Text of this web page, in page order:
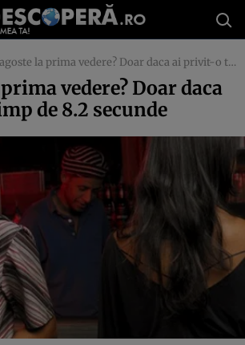
la prima vedere? Doar daca ai privit-o timp de 8.2 secunde
vedere? Doar daca
de 8.2 secunde